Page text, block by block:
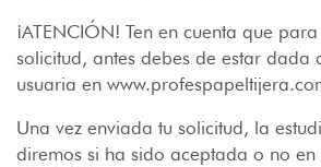
¡ATENCIÓN! Ten en cuenta que
solicitud, antes debes de estar dada
usuaria en
Una vez enviada tu solicitud, la
diremos si ha sido aceptada o no